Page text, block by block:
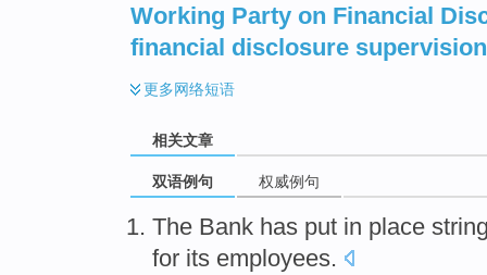
Working Party on Financial
financial disclosure supervision
更多网络短语
相关文章
双语例句 权威例句
The Bank has put in place
for its employees.